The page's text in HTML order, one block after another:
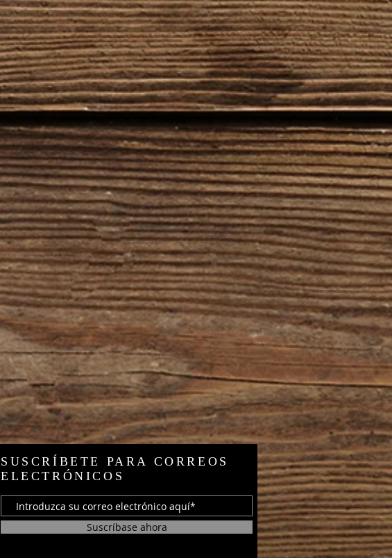
SUSCRÍBETE PARA CORREOS
ELECTRÓNICOS
Suscríbase ahora